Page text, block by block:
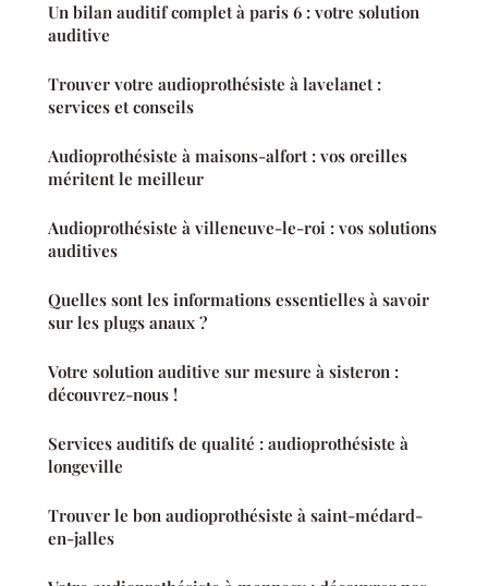
Un bilan auditif complet à paris 6 : votre solution
auditive
Trouver votre audioprothésiste à lavelanet :
services et conseils
Audioprothésiste à maisons-alfort : vos oreilles
méritent le meilleur
Audioprothésiste à villeneuve-le-roi : vos solutions
auditives
Quelles sont les informations essentielles à savoir
sur les plugs anaux ?
Votre solution auditive sur mesure à sisteron :
découvrez-nous !
Services auditifs de qualité : audioprothésiste à
longeville
Trouver le bon audioprothésiste à saint-médard-
en-jalles